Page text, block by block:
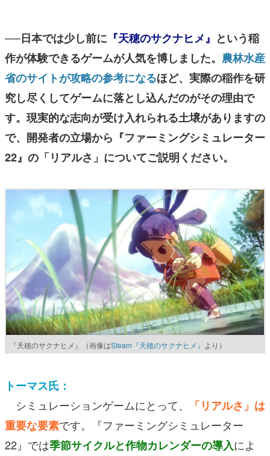
──日本では少し前に 『天穂のサクナヒメ』 という稲
作が体験できるゲームが人気を博しました。 農林水産
省のサイトが攻略の参考になるほど、実際の稲作を研
究し尽くしてゲームに落とし込んだのがその理由で
す。現実的な志向が受け入れられる土壌がありますの
で、開発者の立場から『ファーミングシミュレーター
22』の「リアルさ」についてご説明ください。
『天穂のサクナヒメ』（画像はSteam『天穂のサクナヒメ』 より）
トーマス氏：
シミュレーションゲームにとって、
「リアルさ」は
重要な要素です。『ファーミングシミュレーター
22』では季節サイクルと作物カレンダーの導入によ